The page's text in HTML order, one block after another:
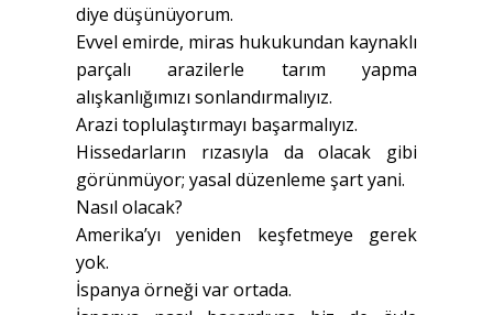
diye düşünüyorum.
Evvel emirde, miras hukukundan kaynaklı
parçalı arazilerle tarım yapma
alışkanlığımızı sonlandırmalıyız.
Arazi toplulaştırmayı başarmalıyız.
Hissedarların rızasıyla da olacak gibi
görünmüyor; yasal düzenleme şart yani.
Nasıl olacak?
Amerika’yı yeniden keşfetmeye gerek
yok.
İspanya örneği var ortada.